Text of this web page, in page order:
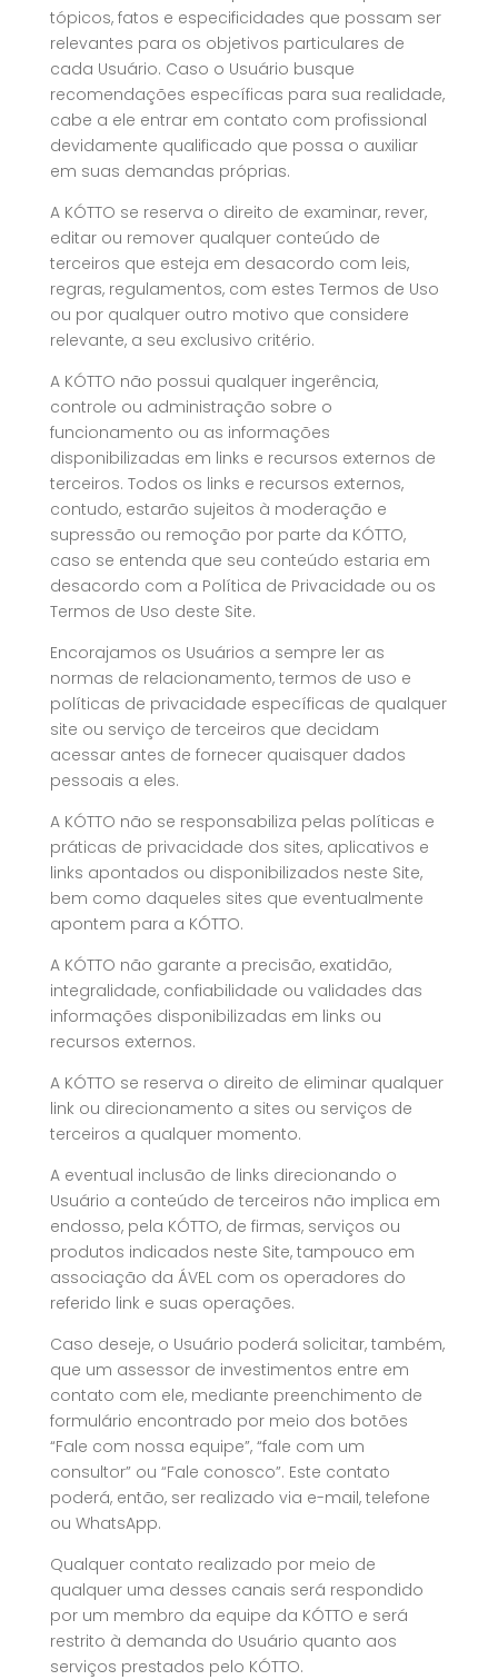
tópicos, fatos e especificidades que possam ser
relevantes para os objetivos particulares de
cada Usuário. Caso o Usuário busque
recomendações específicas para sua realidade,
cabe a ele entrar em contato com profissional
devidamente qualificado que possa o auxiliar
em suas demandas próprias.
A KÓTTO se reserva o direito de examinar, rever,
editar ou remover qualquer conteúdo de
terceiros que esteja em desacordo com leis,
regras, regulamentos, com estes Termos de Uso
ou por qualquer outro motivo que considere
relevante, a seu exclusivo critério.
A KÓTTO não possui qualquer ingerência,
controle ou administração sobre o
funcionamento ou as informações
disponibilizadas em links e recursos externos de
terceiros. Todos os links e recursos externos,
contudo, estarão sujeitos à moderação e
supressão ou remoção por parte da KÓTTO,
caso se entenda que seu conteúdo estaria em
desacordo com a Política de Privacidade ou os
Termos de Uso deste Site.
Encorajamos os Usuários a sempre ler as
normas de relacionamento, termos de uso e
políticas de privacidade específicas de qualquer
site ou serviço de terceiros que decidam
acessar antes de fornecer quaisquer dados
pessoais a eles.
A KÓTTO não se responsabiliza pelas políticas e
práticas de privacidade dos sites, aplicativos e
links apontados ou disponibilizados neste Site,
bem como daqueles sites que eventualmente
apontem para a KÓTTO.
A KÓTTO não garante a precisão, exatidão,
integralidade, confiabilidade ou validades das
informações disponibilizadas em links ou
recursos externos.
A KÓTTO se reserva o direito de eliminar qualquer
link ou direcionamento a sites ou serviços de
terceiros a qualquer momento.
A eventual inclusão de links direcionando o
Usuário a conteúdo de terceiros não implica em
endosso, pela KÓTTO, de firmas, serviços ou
produtos indicados neste Site, tampouco em
associação da ÁVEL com os operadores do
referido link e suas operações.
Caso deseje, o Usuário poderá solicitar, também,
que um assessor de investimentos entre em
contato com ele, mediante preenchimento de
formulário encontrado por meio dos botões
“Fale com nossa equipe”, “fale com um
consultor” ou “Fale conosco”. Este contato
poderá, então, ser realizado via e-mail, telefone
ou WhatsApp.
Qualquer contato realizado por meio de
qualquer uma desses canais será respondido
por um membro da equipe da KÓTTO e será
restrito à demanda do Usuário quanto aos
serviços prestados pelo KÓTTO.